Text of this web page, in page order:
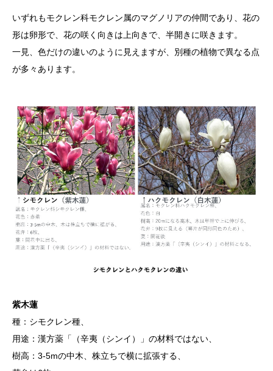
いずれもモクレン科モクレン属のマグノリアの仲間であり、花の
形は卵形で、花の咲く向きは上向きで、半開きに咲きます。
一見、色だけの違いのように見えますが、別種の植物で異なる点
が多々あります。
紫木蓮
種：シモクレン種、
用途：漢方薬「（辛夷（シンイ）」の材料ではない、
樹高：3-5mの中木、株立ちで横に拡張する、